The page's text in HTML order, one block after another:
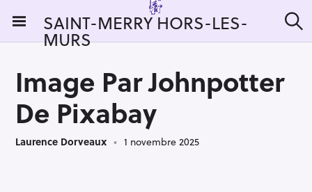
i
SAINT-MERRY HORS-LES-
MURS e
Image Par Johnpotter
De Pixabay
Laurence Dorveaux 1 novembre 2025